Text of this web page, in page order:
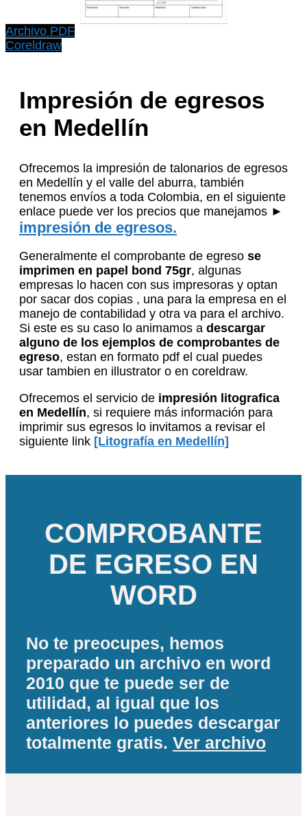
Archivo PDF
Coreldraw
Impresión de egresos
en Medellín
Ofrecemos la impresión de talonarios de egresos
en Medellín y el valle del aburra, también
tenemos envíos a toda Colombia, en el siguiente
enlace puede ver los precios que manejamos ►
impresión de egresos.
Generalmente el comprobante de egreso se
imprimen en papel bond 75gr, algunas
empresas lo hacen con sus impresoras y optan
por sacar dos copias , una para la empresa en el
manejo de contabilidad y otra va para el archivo.
Si este es su caso lo animamos a descargar
alguno de los ejemplos de comprobantes de
egreso, estan en formato pdf el cual puedes
usar tambien en illustrator o en coreldraw.
Ofrecemos el servicio de impresión litografica
en Medellín, si requiere más información para
imprimir sus egresos lo invitamos a revisar el
siguiente link [Litografía en Medellín]
COMPROBANTE
DE EGRESO EN
WORD
No te preocupes, hemos
preparado un archivo en word
2010 que te puede ser de
utilidad, al igual que los
anteriores lo puedes descargar
totalmente gratis. Ver archivo